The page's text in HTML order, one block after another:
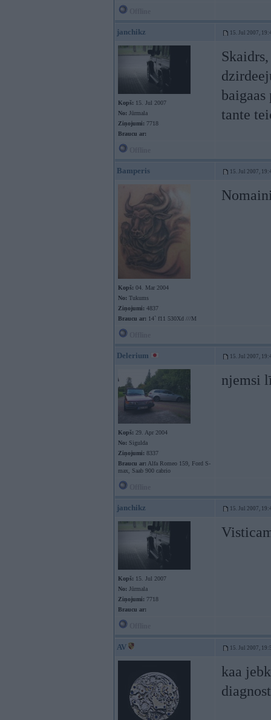
janchikz 15. Jul 2007,
Kopš: 15. Jul 2007
No: Jūrmala
Ziņojumi: 7718
Braucu ar:
tante
Bamperis 15. Jul 2007,
Kopš: 04. Mar 2004
No: Tukums
Ziņojumi: 4837
Braucu ar: 14` f11 530Xd ///M
Delerium 15. Jul 2007,
Kopš: 29. Apr 2004
No: Sigulda
Ziņojumi: 8337
Braucu ar: Alfa Romeo 159, Ford S-
max, Saab 900 cabrio
njemsi
janchikz 15. Jul 2007,
Kopš: 15. Jul 2007
No: Jūrmala
Ziņojumi: 7718
Braucu ar:
AV 15. Jul 2007,
kaa